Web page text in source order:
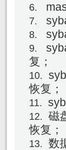
复；
恢复；
磁
恢复；
数